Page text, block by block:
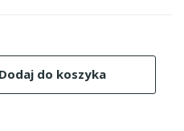
Dodaj do koszyka